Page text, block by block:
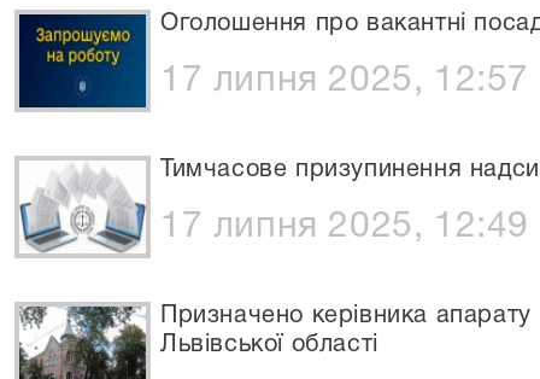
Оголошення про вакантні
17 липня 2025, 12:57
Тимчасове призупинення
17 липня 2025, 12:49
Призначено керівника
Львівської області